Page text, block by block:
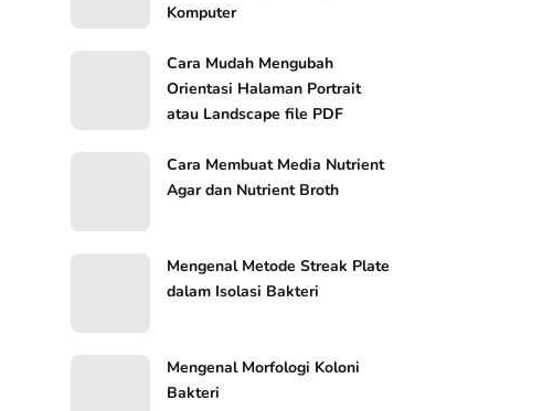
Komputer
Cara Mudah Mengubah
Orientasi Halaman Portrait
atau Landscape file PDF
Cara Membuat Media Nutrient
Agar dan Nutrient Broth
Mengenal Metode Streak Plate
dalam Isolasi Bakteri
Mengenal Morfologi Koloni
Bakteri